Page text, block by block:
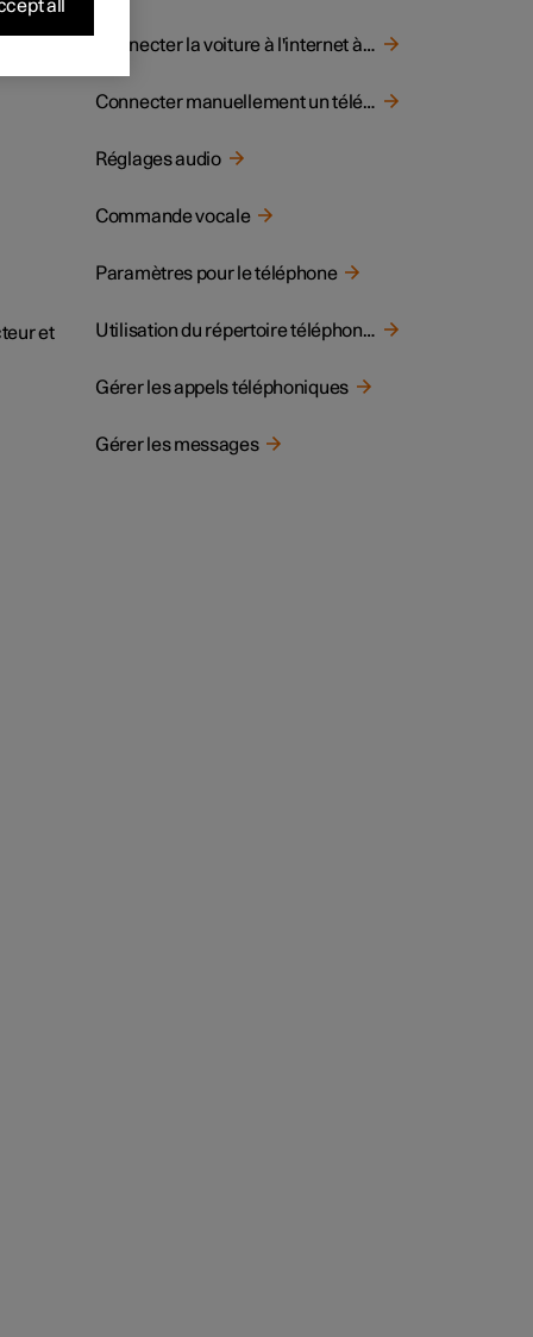
et
Connecter la voiture à l'internet à l'aide d'un téléphone connecté par Bluetooth
Connecter manuellement un téléphone à la voiture au moyen de Bluetooth
Réglages audio
Commande vocale
Paramètres pour le téléphone
Utilisation du répertoire téléphonique
Gérer les appels téléphoniques
Gérer les messages
all